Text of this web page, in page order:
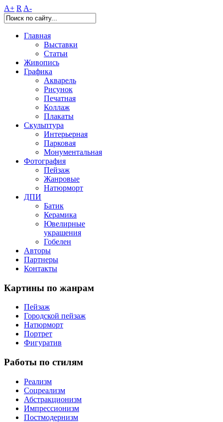
A+ R A-
Главная
Выставки
Статьи
Живопись
Графика
Акварель
Рисунок
Печатная
Коллаж
Плакаты
Скульптура
Интерьерная
Парковая
Монументальная
Фотография
Пейзаж
Жанровые
Натюрморт
ДПИ
Батик
Керамика
Ювелирные
украшения
Гобелен
Авторы
Партнеры
Контакты
Картины по жанрам
Пейзаж
Городской пейзаж
Натюрморт
Портрет
Фигуратив
Работы по стилям
Реализм
Соцреализм
Абстракционизм
Импрессионизм
Постмодернизм